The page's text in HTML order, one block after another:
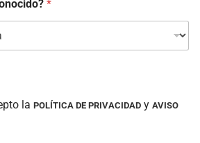
*
la POLÍTICA DE PRIVACIDAD y AVISO